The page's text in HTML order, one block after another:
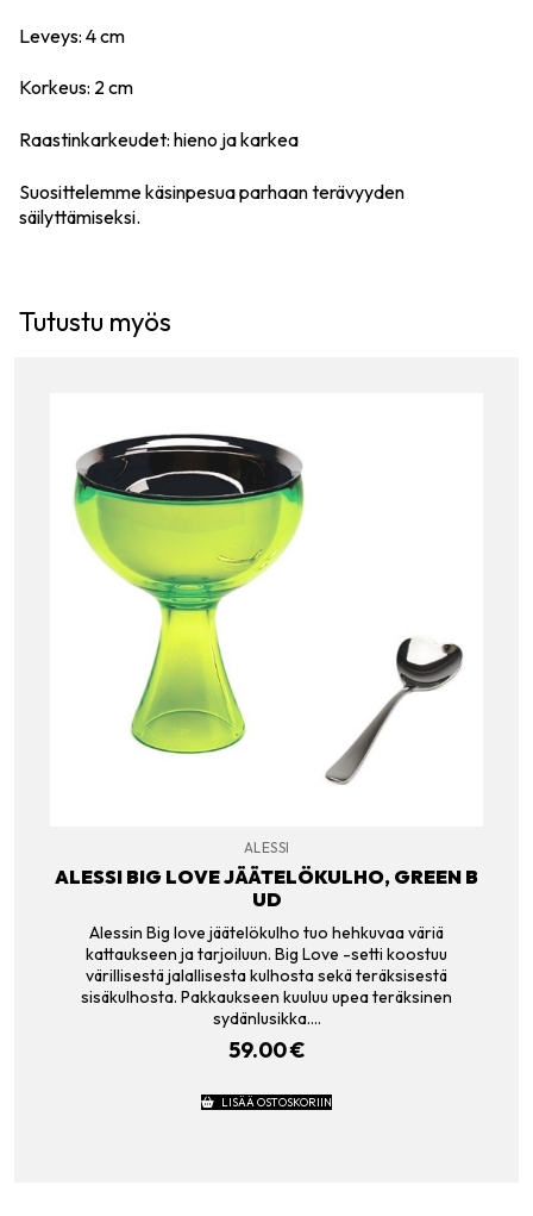
Leveys: 4 cm
Korkeus: 2 cm
Raastinkarkeudet: hieno ja karkea
Suosittelemme käsinpesua parhaan terävyyden
säilyttämiseksi.
Tutustu myös
ALESSI
ALESSI BIG LOVE JÄÄTELÖKULHO, GREEN B
UD
Alessin Big love jäätelökulho tuo hehkuvaa väriä
kattaukseen ja tarjoiluun. Big Love -setti koostuu
värillisestä jalallisesta kulhosta sekä teräksisestä
sisäkulhosta. Pakkaukseen kuuluu upea teräksinen
sydänlusikka.…
59.00€
LISÄÄ OSTOSKORIIN